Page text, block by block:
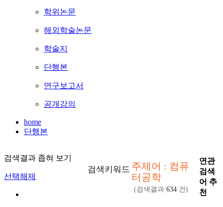
학위논문
해외학술논문
학술지
단행본
연구보고서
공개강의
home
단행본
검색결과 좁혀 보기
선택해제
검색키워드 주제어 : 컴퓨
터공학
(검색결과 634 건)
연관
검색
어 추
천